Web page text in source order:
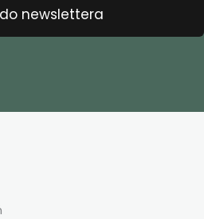
do newslettera